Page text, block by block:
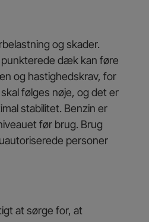
og skader.
dæk kan føre
og hastighedskrav, for
følges nøje, og det er
stabilitet. Benzin er
før brug. Brug
personer
at sørge for, at